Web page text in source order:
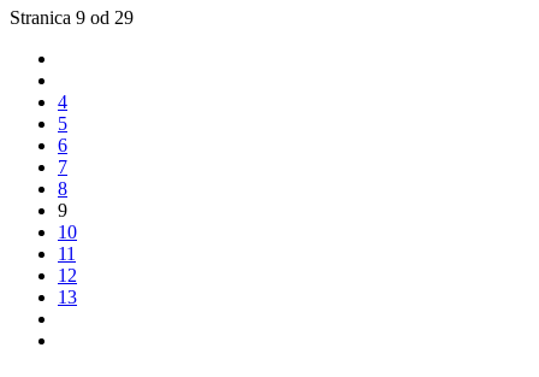
Stranica 9 od 29
4
5
6
7
8
9
10
11
12
13